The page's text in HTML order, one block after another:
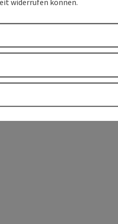
widerrufen können.